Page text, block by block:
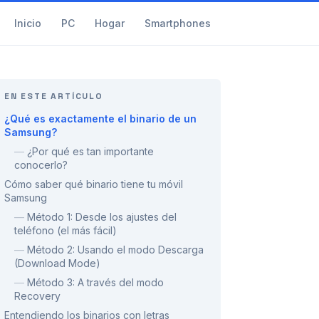
Inicio PC Hogar Smartphones
EN ESTE ARTÍCULO
¿Qué es exactamente el binario de un
Samsung?
— ¿Por qué es tan importante
conocerlo?
Cómo saber qué binario tiene tu móvil
Samsung
— Método 1: Desde los ajustes del
teléfono (el más fácil)
— Método 2: Usando el modo Descarga
(Download Mode)
— Método 3: A través del modo
Recovery
Entendiendo los binarios con letras